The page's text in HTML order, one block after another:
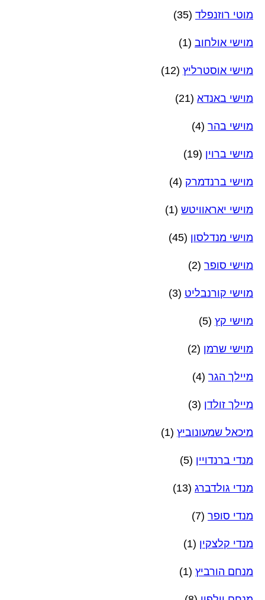
מוטי רוזנפלד (35)
מוישי אולחוב (1)
מוישי אוסטרליץ (12)
מוישי באנדא (21)
מוישי בהר (4)
מוישי ברוין (19)
מוישי ברנדמרק (4)
מוישי יאראוויטש (1)
מוישי מנדלסון (45)
מוישי סופר (2)
מוישי קורנבליט (3)
מוישי קץ (5)
מוישי שרמן (2)
מיילך הגר (4)
מיילך זולדן (3)
מיכאל שמעונוביץ (1)
מנדי ברנדויין (5)
מנדי גולדברג (13)
מנדי סופר (7)
מנדי קלצקין (1)
מנחם הורביץ (1)